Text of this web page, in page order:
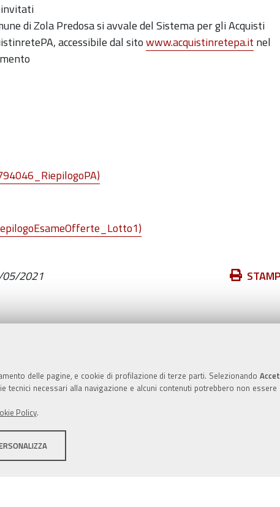
delle pagine, e cookie di profilazione di terze parti. Selezionando
tecnici necessari alla navigazione e alcuni contenuti potrebbero non
Policy.
di Zola Predosa si avvale del Sistema per gli Acquisti
accessibile dal sitowww.acquistinretepa.it nel
Azioni
2021